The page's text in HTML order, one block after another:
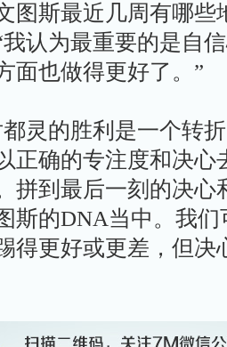
斯最近几周有哪些
认为最重要的是自
面也做得更好了。”
的胜利是一个转折
正确的专注度和决心
拼到最后一刻的决心
斯的DNA当中。我
得更好或更差，但决